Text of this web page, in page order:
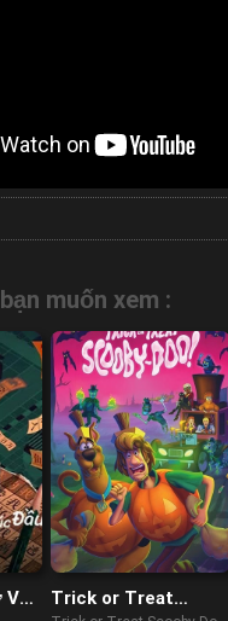
muốn xem :
Về
Trick or Treat